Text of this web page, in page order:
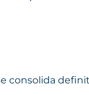
consolida